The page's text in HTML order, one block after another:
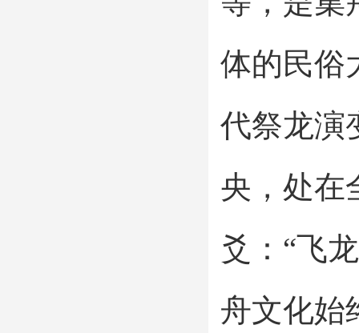
体的民俗
代祭龙演
央，处在
爻：“飞
舟文化始